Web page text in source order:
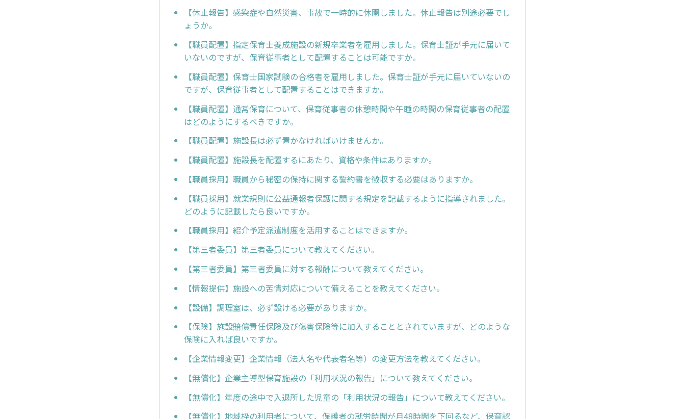
【休止報告】感染症や自然災害、事故で一時的に休園しました。休止報告は別途必要でし
ょうか。
【職員配置】指定保育士養成施設の新規卒業者を雇用しました。保育士証が手元に届いて
いないのですが、保育従事者として配置することは可能ですか。
【職員配置】保育士国家試験の合格者を雇用しました。保育士証が手元に届いていないの
ですが、保育従事者として配置することはできますか。
【職員配置】通常保育について、保育従事者の休憩時間や午睡の時間の保育従事者の配置
はどのようにするべきですか。
【職員配置】施設長は必ず置かなければいけませんか。
【職員配置】施設長を配置するにあたり、資格や条件はありますか。
【職員採用】職員から秘密の保持に関する誓約書を徴収する必要はありますか。
【職員採用】就業規則に公益通報者保護に関する規定を記載するように指導されました。
どのように記載したら良いですか。
【職員採用】紹介予定派遣制度を活用することはできますか。
【第三者委員】第三者委員について教えてください。
【第三者委員】第三者委員に対する報酬について教えてください。
【情報提供】施設への苦情対応について備えることを教えてください。
【設備】調理室は、必ず設ける必要がありますか。
【保険】施設賠償責任保険及び傷害保険等に加入することとされていますが、どのような
保険に入れば良いですか。
【企業情報変更】企業情報（法人名や代表者名等）の変更方法を教えてください。
【無償化】企業主導型保育施設の「利用状況の報告」について教えてください。
【無償化】年度の途中で入退所した児童の「利用状況の報告」について教えてください。
【無償化】地域枠の利用者について、保護者の就労時間が月48時間を下回るなど、保育認